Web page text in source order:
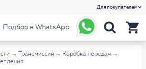
Для покупателей
Подбор в WhatsApp
→ Трансмиссия → Коробка передач →